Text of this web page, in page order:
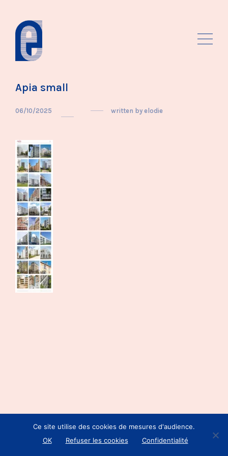
Apia small
06/10/2025 written by elodie
Ce site utilise des cookies de mesures d'audience.
OK
Refuser les cookies Confidentialité